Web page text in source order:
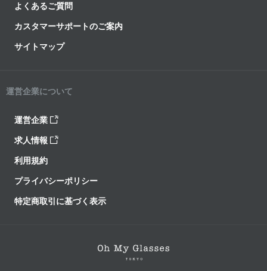
よくあるご質問
カスタマーサポートのご案内
サイトマップ
運営企業について
運営企業
求人情報
利用規約
プライバシーポリシー
特定商取引に基づく表示